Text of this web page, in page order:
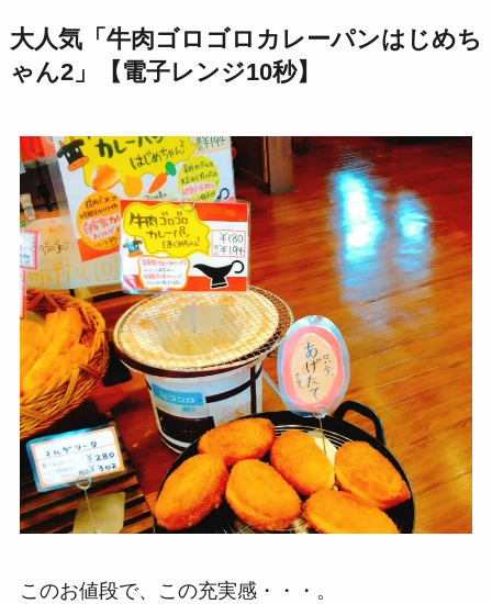
大人気「牛肉ゴロゴロカレーパンはじめち
ゃん2」【電子レンジ10秒】
このお値段で、この充実感・・・。